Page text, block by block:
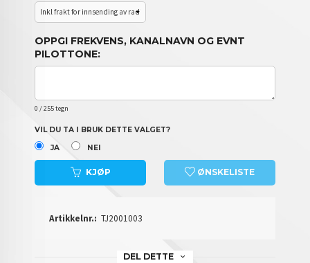
OPPGI FREKVENS, KANALNAVN OG EVNT
PILOTTONE:
0 / 255 tegn
VIL DU TA I BRUK DETTE VALGET?
JA
NEI
KJØP ØNSKELISTE
Artikkelnr.: TJ2001003
DEL DETTE